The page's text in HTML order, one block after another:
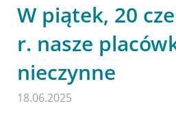
W piątek, 20
r. nasze
nieczynne
18.06.2025